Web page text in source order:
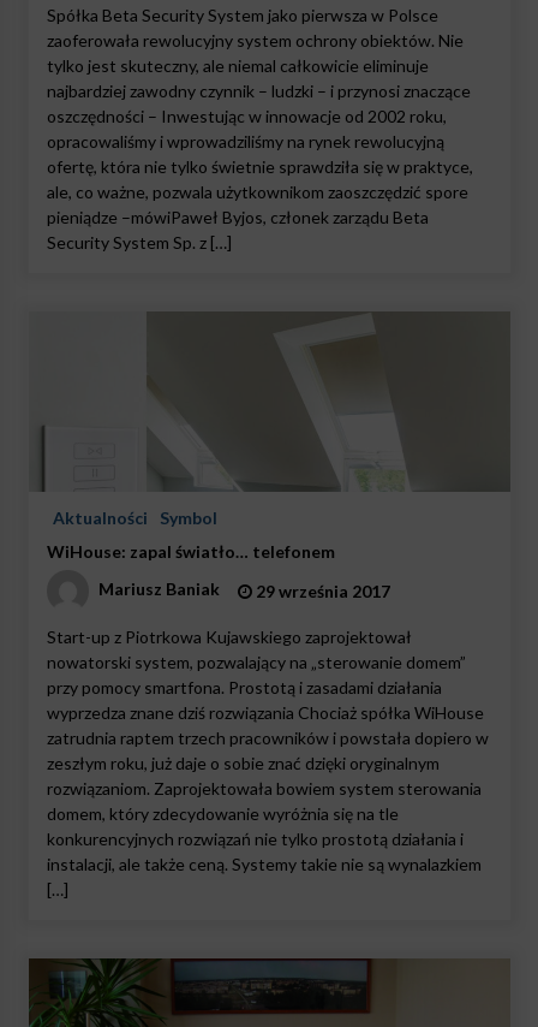
Spółka Beta Security System jako pierwsza w Polsce
zaoferowała rewolucyjny system ochrony obiektów. Nie
tylko jest skuteczny, ale niemal całkowicie eliminuje
najbardziej zawodny czynnik – ludzki – i przynosi znaczące
oszczędności – Inwestując w innowacje od 2002 roku,
opracowaliśmy i wprowadziliśmy na rynek rewolucyjną
ofertę, która nie tylko świetnie sprawdziła się w praktyce,
ale, co ważne, pozwala użytkownikom zaoszczędzić spore
pieniądze –mówiPaweł Byjos, członek zarządu Beta
Security System Sp. z […]
Aktualności
Symbol
WiHouse: zapal światło… telefonem
Mariusz Baniak
29 września 2017
Start-up z Piotrkowa Kujawskiego zaprojektował
nowatorski system, pozwalający na „sterowanie domem”
przy pomocy smartfona. Prostotą i zasadami działania
wyprzedza znane dziś rozwiązania Chociaż spółka WiHouse
zatrudnia raptem trzech pracowników i powstała dopiero w
zeszłym roku, już daje o sobie znać dzięki oryginalnym
rozwiązaniom. Zaprojektowała bowiem system sterowania
domem, który zdecydowanie wyróżnia się na tle
konkurencyjnych rozwiązań nie tylko prostotą działania i
instalacji, ale także ceną. Systemy takie nie są wynalazkiem
[…]